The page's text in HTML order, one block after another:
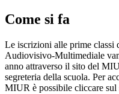
Come si fa
Le iscrizioni alle prime
Audiovisivo-Multimediale
anno attraverso il sito del
segreteria della scuola. Per
MIUR è possibile cliccare sul